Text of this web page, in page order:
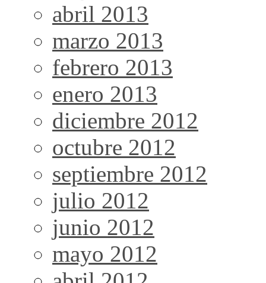
abril 2013
marzo 2013
febrero 2013
enero 2013
diciembre 2012
octubre 2012
septiembre 2012
julio 2012
junio 2012
mayo 2012